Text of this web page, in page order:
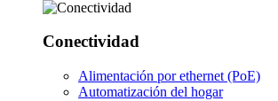
Conectividad
Alimentación por ethernet (PoE)
Automatización del hogar